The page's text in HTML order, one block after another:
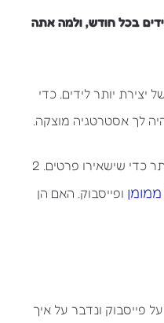
בכל חודש, ולמה אתה
יצירת יותר לידים. כדי
לך אסטרטגיה מוצקה.
יש כמה דרכים להביא תנועה לאתר כדי שישאירו פרטים. 2
ממומן ופייסבוק. האם הן
פייסבוק ונדבר על איך